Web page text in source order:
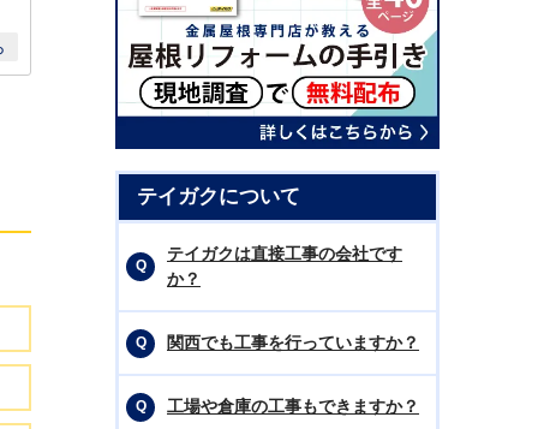
テイガクについて
テイガクは直接工事の会社です
か？
関西でも工事を行っていますか？
工場や倉庫の工事もできますか？